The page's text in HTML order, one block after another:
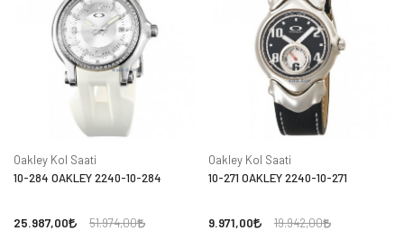
Oakley Kol Saati
10-284 OAKLEY 2240-10-284
25.987,00 51.974,00
Oakley Kol Saati
10-271 OAKLEY 2240-10-271
9.971,00 19.942,00